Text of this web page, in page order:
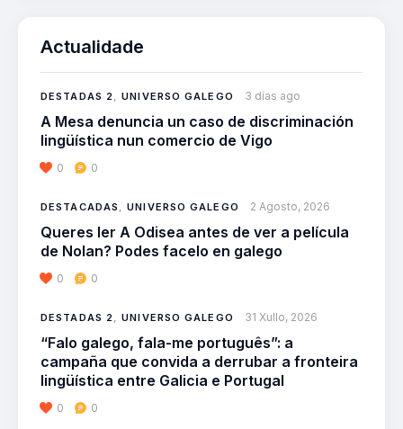
Actualidade
DESTADAS 2,UNIVERSO GALEGO 3 días ago
A Mesa denuncia un caso de discriminación
lingüística nun comercio de Vigo
0 0
DESTACADAS ,UNIVERSO GALEGO 2 Agosto, 2026
Queres ler A Odisea antes de ver a película
de Nolan? Podes facelo en galego
0 0
DESTADAS 2,UNIVERSO GALEGO 31 Xullo, 2026
“Falo galego, fala-me português”: a
campaña que convida a derrubar a fronteira
lingüística entre Galicia e Portugal
0 0